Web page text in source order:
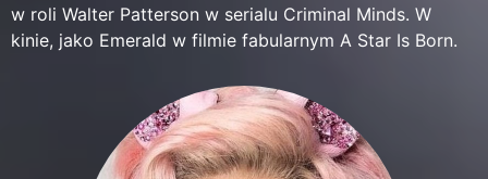
w roli Walter Patterson w serialu Criminal Minds. W
kinie, jako Emerald w filmie fabularnym A Star Is Born.